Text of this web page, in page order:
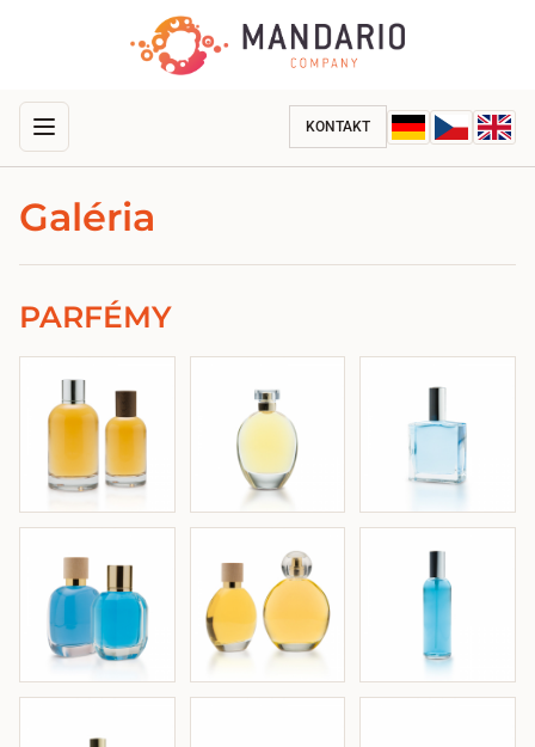
KONTAKT
Galéria
PARFÉMY